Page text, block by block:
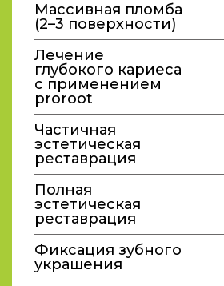
Массивная пломба
(2–3 поверхности)
Лечение
глубокого кариеса
с применением
proroot
Частичная
эстетическая
реставрация
Полная
эстетическая
реставрация
Фиксация зубного
украшения